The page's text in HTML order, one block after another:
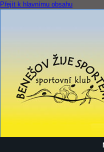
Přejít k hlavnímu obsahu